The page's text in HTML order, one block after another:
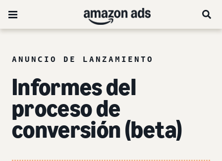
ANUNCIO DE LANZAMIENTO
Informes del
proceso de
conversión (beta)